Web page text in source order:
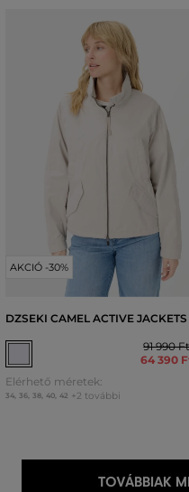
AKCIÓ -30%
DZSEKI CAMEL ACTIVE JACKETS
91 990
64 390
Elérhető méretek:
34, 36, 38, 40, 42 +2 további
TOVÁBBIAK